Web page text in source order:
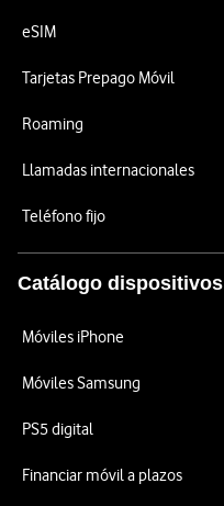
eSIM
Tarjetas Prepago Móvil
Roaming
Llamadas internacionales
Teléfono fijo
Catálogo dispositivos
Móviles iPhone
Móviles Samsung
PS5 digital
Financiar móvil a plazos